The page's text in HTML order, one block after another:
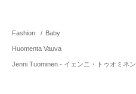
Fashion / Baby
Huomenta Vauva
Jenni Tuominen - イェンニ・トゥオミネン